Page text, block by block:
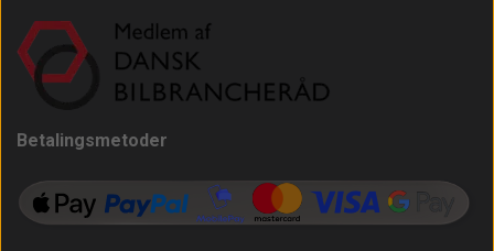
Betalingsmetoder